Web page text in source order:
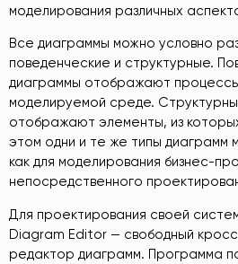
моделирования различных
Все диаграммы можно условно
поведенческие и структурные.
диаграммы отображают
моделируемой среде.
отображают элементы, из
этом одни и те же типы диаграмм
как для моделирования бизнес-
непосредственного
Для проектирования своей
Diagram Editor — свободный
редактор диаграмм. Программа